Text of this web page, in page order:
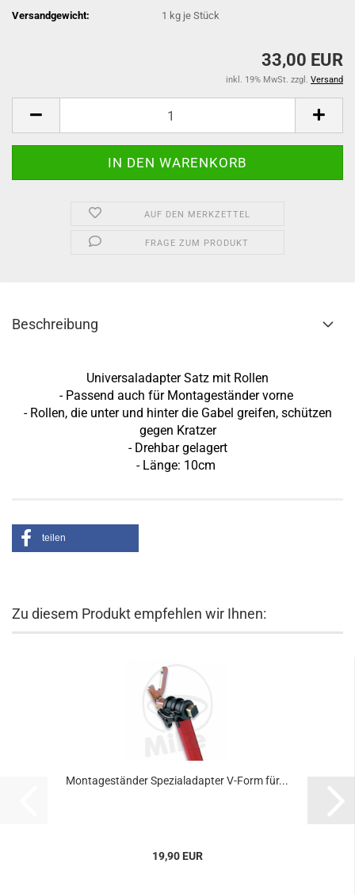
Versandgewicht: 1 kg je Stück
33,00 EUR
inkl. 19% MwSt. zzgl. Versand
AUF DEN MERKZETTEL
FRAGE ZUM PRODUKT
Beschreibung
Universaladapter Satz mit Rollen
- Passend auch für Montageständer vorne
- Rollen, die unter und hinter die Gabel greifen, schützen
gegen Kratzer
- Drehbar gelagert
- Länge: 10cm
teilen
Zu diesem Produkt empfehlen wir Ihnen:
Montageständer Spezialadapter V-Form für...
19,90 EUR